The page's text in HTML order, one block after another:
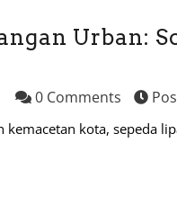
Urban:
0 Comments
kota, sepeda